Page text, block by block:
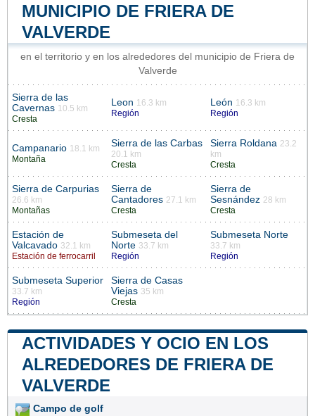
MUNICIPIO DE FRIERA DE
VALVERDE
en el territorio y en los alrededores del municipio de Friera de
Valverde
Sierra de las
Cavernas 10.5 km
Cresta
Leon 16.3 km
Región
León 16.3 km
Región
Campanario 18.1 km
Montaña
Sierra de las Carbas
20.1 km
Cresta
Sierra Roldana 23.2
km
Cresta
Sierra de Carpurias
26.6 km
Montañas
Sierra de
Cantadores 27.1 km
Cresta
Sierra de
Sesnández 28 km
Cresta
Estación de
Valcavado 32.1 km
Estación de ferrocarril
Submeseta del
Norte 33.7 km
Región
Submeseta Norte
33.7 km
Región
Submeseta Superior
33.7 km
Región
Sierra de Casas
Viejas 35 km
Cresta
ACTIVIDADES Y OCIO EN LOS
ALREDEDORES DE FRIERA DE
VALVERDE
Campo de golf